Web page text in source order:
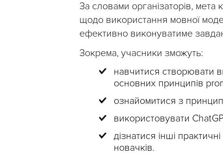
За словами організаторів,
щодо використання мовної
ефективно виконуватиме
Зокрема, учасники зможуть:
навчитися створювати
основних принципів
ознайомитися з
використовувати
дізнатися інші
новачків.